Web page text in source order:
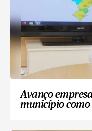
Avanço
município como